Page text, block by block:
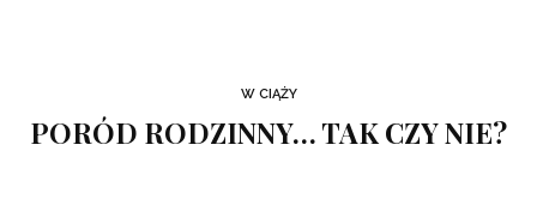
W CIĄŻY
PORÓD RODZINNY… TAK CZY NIE?